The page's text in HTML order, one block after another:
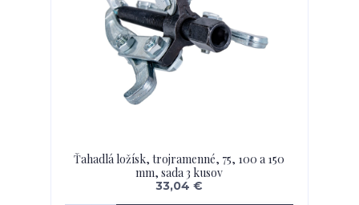
Ťahadlá ložísk, trojramenné, 75, 100 a 150
mm, sada 3 kusov
33,04 €